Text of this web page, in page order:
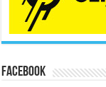
Facebook